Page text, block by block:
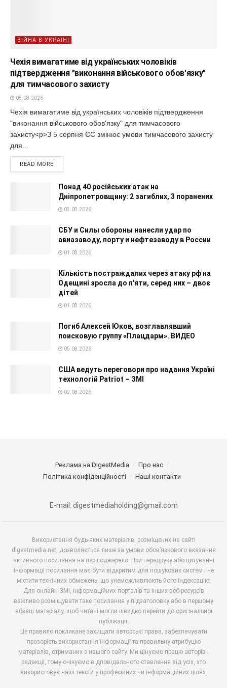
ВІЙНА В УКРАЇНІ
Чехія вимагатиме від українських чоловіків
підтвердження "виконання військового обов'язку"
для тимчасового захисту
05.08.2026
Чехія вимагатиме від українських чоловіків підтвердження
"виконання військового обов'язку" для тимчасового
захисту<p>З 5 серпня ЄС змінює умови тимчасового захисту
для...
READ MORE
Понад 40 російських атак на
Дніпропетровщину: 2 загиблих, 3 поранених
03.08.2026
СБУ и Силы обороны нанесли удар по
авиазаводу, порту и нефтезаводу в России
01.08.2026
Кількість постраждалих через атаку рф на
Одещині зросла до п'яти, серед них – двоє
дітей
01.08.2026
Погиб Алексей Юков, возглавлявший
поисковую группу «Плацдарм». ВИДЕО
05.08.2026
США ведуть переговори про надання Україні
технологій Patriot – ЗМІ
02.08.2026
Реклама на DigestMedia
Про нас
Політика конфіденційності
Наші контакти
E-mail: digestmediaholding@gmail.com
Використання будь-яких матеріалів, розміщених на сайті
digestmedia.net, дозволяється лише за умови обов’язкового вказання
активного посилання на першоджерело. При передруку або цитуванні
інформації посилання має бути відкритим для пошукових систем і не
містити технічних обмежень, що унеможливлюють його індексацію.
Для онлайн-ЗМІ, інформаційних порталів та інших веб-ресурсів
важливо розміщувати таке посилання у підзаголовку або в першому
абзаці матеріалу, щоб читачі могли швидко перейти до оригінальної
публікації.
Це правило покликане захищати авторські права, забезпечувати
прозорість використання інформації та правильну атрибуцію
матеріалів, отриманих з нашого сайту. Ми цінуємо працю авторів і
редакції, тому очікуємо відповідального ставлення від усіх, хто
використовує наші тексти у професійних чи інформаційних цілях.